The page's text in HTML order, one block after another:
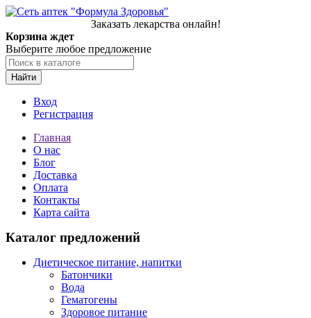
Заказать лекарства онлайн!
Корзина ждет
Выберите любое предложение
Найти
Вход
Регистрация
Главная
О нас
Блог
Доставка
Оплата
Контакты
Карта сайта
Каталог предложений
Диетическое питание, напитки
Батончики
Вода
Гематогены
Здоровое питание